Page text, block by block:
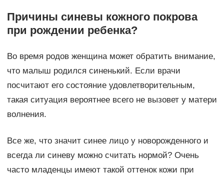
Причины синевы кожного покрова
при рождении ребенка?
Во время родов женщина может обратить внимание,
что малыш родился синенький. Если врачи
посчитают его состояние удовлетворительным,
такая ситуация вероятнее всего не вызовет у матери
волнения.
Все же, что значит синее лицо у новорожденного и
всегда ли синеву можно считать нормой? Очень
часто младенцы имеют такой оттенок кожи при